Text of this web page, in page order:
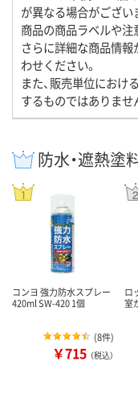
が異なる場合がござい
商品の商品ラベルや注
さらに詳細な商品情報
わせください。
また、販売単位におけ
するものではありませ
防水・遮熱塗
コンヨ 強力防水スプレー
420ml SW-420 1個
(8件)
￥715 （税込）
ロ
室